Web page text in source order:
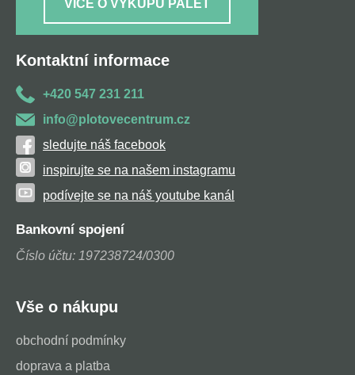
VÍCE O VÝKUPU PALET
Kontaktní informace
+420 547 231 211
info@plotovecentrum.cz
sledujte náš facebook
inspirujte se na našem instagramu
podívejte se na náš youtube kanál
Bankovní spojení
Číslo účtu: 197238724/0300
Vše o nákupu
obchodní podmínky
doprava a platba